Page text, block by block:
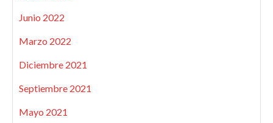
Junio 2022
Marzo 2022
Diciembre 2021
Septiembre 2021
Mayo 2021